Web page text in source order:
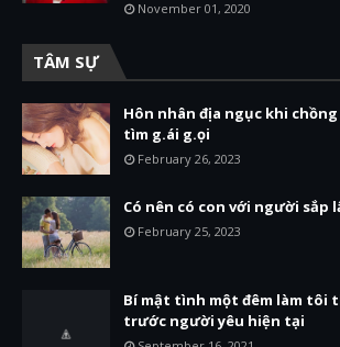
November 01, 2020
TÂM SỰ
Hôn nhân địa ngục khi
tìm g.ái g.ọi
February 26, 2023
Có nên có con với người sắp
February 25, 2023
Bí mật tình một đêm làm tôi
trước người yêu hiện tại